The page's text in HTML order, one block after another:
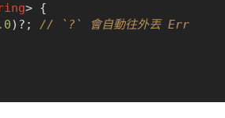
> {
)?; // `?` 會自動往外丟 Err